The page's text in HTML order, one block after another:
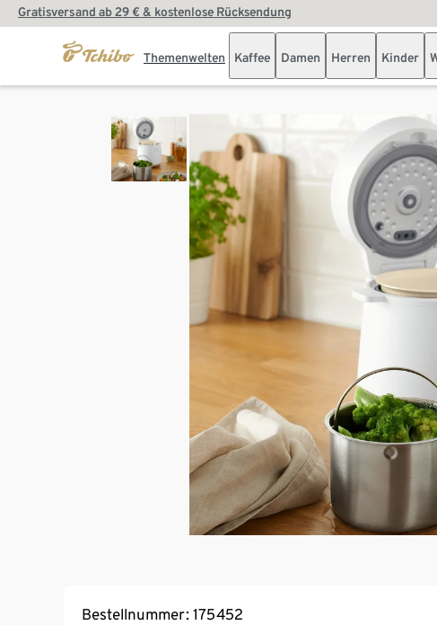
Gratisversand ab 29 € & kostenlose Rücksendung
Themenwelten Kaffee Damen Herren Kinder
Bestellnummer: 175452